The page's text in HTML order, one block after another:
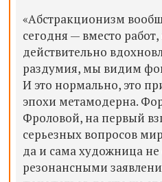
«Абстракционизм
сегодня — вместо
действительно
раздумия, мы видим
И это нормально, это
эпохи метамодерна.
Фроловой, на первый
серьезных вопросов
да и сама художница не
резонансными